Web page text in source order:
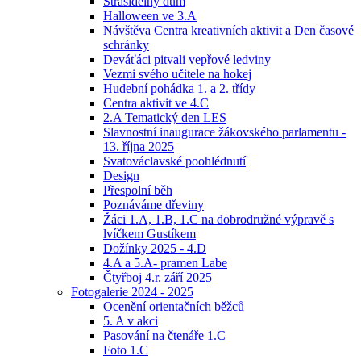
Halloween ve 3.A
Návštěva Centra kreativních aktivit a Den časové
schránky
Deváťáci pitvali vepřové ledviny
Vezmi svého učitele na hokej
Hudební pohádka 1. a 2. třídy
Centra aktivit ve 4.C
2.A Tematický den LES
Slavnostní inaugurace žákovského parlamentu -
13. října 2025
Svatováclavské poohlédnutí
Design
Přespolní běh
Poznáváme dřeviny
Žáci 1.A, 1.B, 1.C na dobrodružné výpravě s
lvíčkem Gustíkem
Dožínky 2025 - 4.D
4.A a 5.A- pramen Labe
Čtyřboj 4.r. září 2025
Fotogalerie 2024 - 2025
Ocenění orientačních běžců
5. A v akci
Pasování na čtenáře 1.C
Foto 1.C